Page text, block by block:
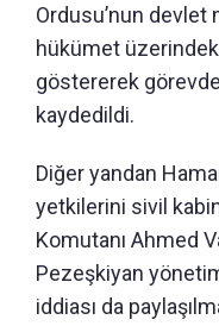
Ordusu’nun devlet
hükümet
göstererek
kaydedildi.
Diğer yandan
yetkilerini sivil
Komutanı Ahmed
Pezeşkiyan
iddiası da